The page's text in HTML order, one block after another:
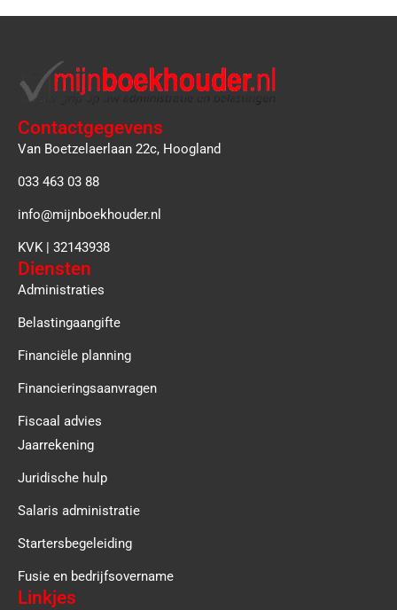
Contactgegevens
Van Boetzelaerlaan 22c, Hoogland
033 463 03 88
info@mijnboekhouder.nl
KVK | 32143938
Diensten
Administraties
Belastingaangifte
Financiële planning
Financieringsaanvragen
Fiscaal advies
Jaarrekening
Juridische hulp
Salaris administratie
Startersbegeleiding
Fusie en bedrijfsovername
Linkjes